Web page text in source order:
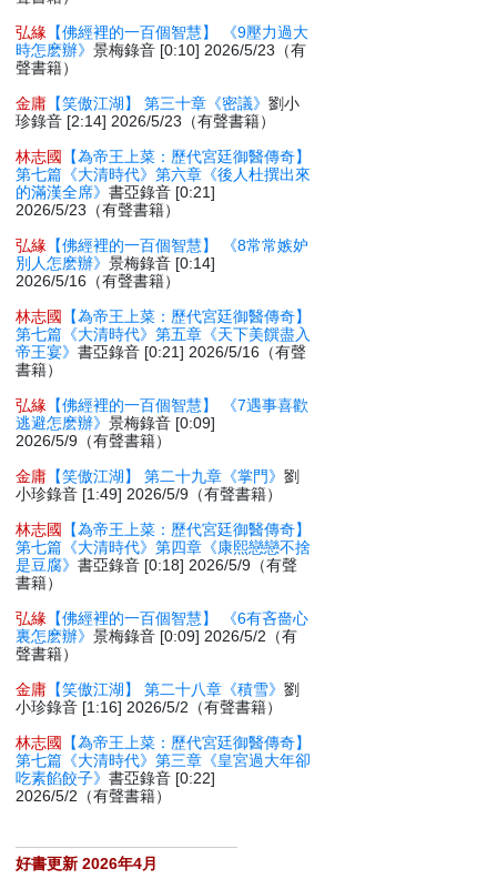
弘緣 【佛經裡的一百個智慧】 《9壓力過大
時怎麽辦》景梅錄音 [0:10] 2026/5/23（有
聲書籍）
金庸 【笑傲江湖】 第三十章《密議》劉小
珍錄音 [2:14] 2026/5/23（有聲書籍）
林志國
【為帝王上菜：歷代宮廷御醫傳奇】
第七篇《大清時代》第六章《後人杜撰出來
的滿漢全席》書亞錄音 [0:21]
2026/5/23（有聲書籍）
弘緣 【佛經裡的一百個智慧】 《8常常嫉妒
別人怎麽辦》景梅錄音 [0:14]
2026/5/16（有聲書籍）
林志國
【為帝王上菜：歷代宮廷御醫傳奇】
第七篇《大清時代》第五章《天下美饌盡入
帝王宴》書亞錄音 [0:21] 2026/5/16（有聲
書籍）
弘緣 【佛經裡的一百個智慧】 《7遇事喜歡
逃避怎麽辦》景梅錄音 [0:09]
2026/5/9（有聲書籍）
金庸 【笑傲江湖】 第二十九章《掌門》劉
小珍錄音 [1:49] 2026/5/9（有聲書籍）
林志國
【為帝王上菜：歷代宮廷御醫傳奇】
第七篇《大清時代》第四章《康熙戀戀不捨
是豆腐》書亞錄音 [0:18] 2026/5/9（有聲
書籍）
弘緣 【佛經裡的一百個智慧】 《6有吝嗇心
裏怎麽辦》景梅錄音 [0:09] 2026/5/2（有
聲書籍）
金庸 【笑傲江湖】 第二十八章《積雪》劉
小珍錄音 [1:16] 2026/5/2（有聲書籍）
林志國
【為帝王上菜：歷代宮廷御醫傳奇】
第七篇《大清時代》第三章《皇宮過大年卻
吃素餡餃子》書亞錄音 [0:22]
2026/5/2（有聲書籍）
好書更新 2026年4月